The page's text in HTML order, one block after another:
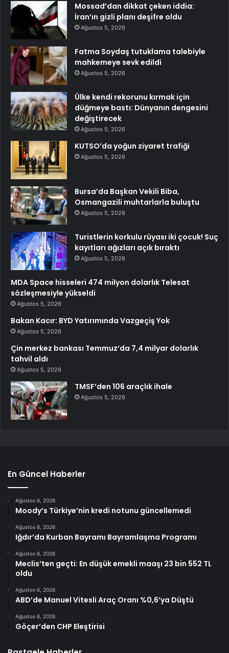
Mossad’dan dikkat çeken iddia:
İran’ın gizli planı deşifre oldu
Ağustos 5, 2026
Fatma Soydaş tutuklama talebiyle
mahkemeye sevk edildi
Ağustos 5, 2026
Ülke kendi rekorunu kırmak için
düğmeye bastı: Dünyanın dengesini
değiştirecek
Ağustos 5, 2026
KUTSO’da yoğun ziyaret trafiği
Ağustos 5, 2026
Bursa’da Başkan Vekili Biba,
Osmangazili muhtarlarla buluştu
Ağustos 5, 2026
Turistlerin korkulu rüyası iki çocuk! Suç
kayıtları ağızları açık bıraktı
Ağustos 5, 2026
MDA Space hisseleri 474 milyon dolarlık Telesat
sözleşmesiyle yükseldi
Ağustos 5, 2026
Bakan Kacır: BYD Yatırımında Vazgeçiş Yok
Ağustos 5, 2026
Çin merkez bankası Temmuz’da 7,4 milyar dolarlık
tahvil aldı
Ağustos 5, 2026
TMSF’den 106 araçlık ihale
Ağustos 5, 2026
En Güncel Haberler
Ağustos 6, 2026
Moody’s Türkiye’nin kredi notunu güncellemedi
Ağustos 6, 2026
Iğdır’da Kurban Bayramı Bayramlaşma Programı
Ağustos 6, 2026
Meclis’ten geçti: En düşük emekli maaşı 23 bin 552 TL
oldu
Ağustos 6, 2026
ABD’de Manuel Vitesli Araç Oranı %0,6’ya Düştü
Ağustos 6, 2026
Göçer’den CHP Eleştirisi